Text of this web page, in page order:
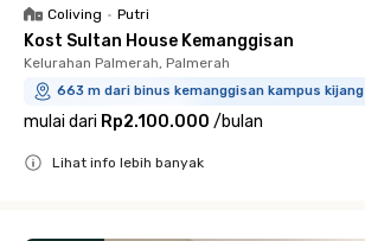
Coliving • Putri
Kost Sultan House Kemanggisan
Kelurahan Palmerah, Palmerah
663 m dari binus kemanggisan kampus kijang
mulai dari Rp2.100.000 /bulan
Lihat info lebih banyak